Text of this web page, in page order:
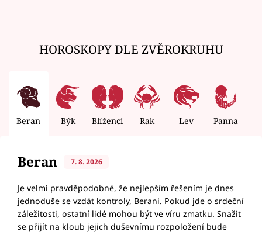
HOROSKOPY DLE ZVĚROKRUHU
Beran Býk Blíženci Rak Lev Panna
Beran 7. 8. 2026
Je velmi pravděpodobné, že nejlepším řešením je dnes
jednoduše se vzdát kontroly, Berani. Pokud jde o srdeční
záležitosti, ostatní lidé mohou být ve víru zmatku. Snažit
se přijít na kloub jejich duševnímu rozpoložení bude